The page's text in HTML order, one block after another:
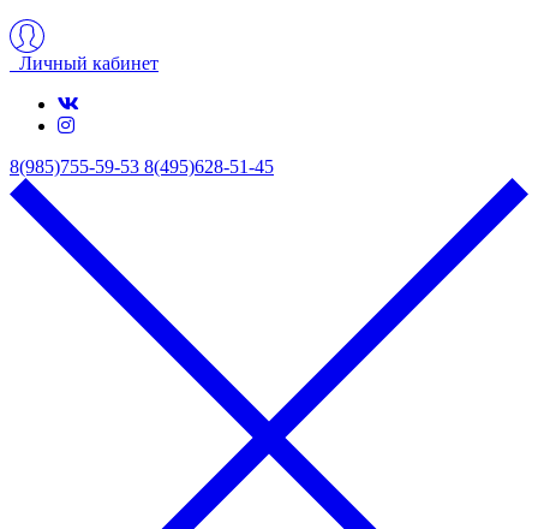
Личный кабинет
8(985)755-59-53 8(495)628-51-45